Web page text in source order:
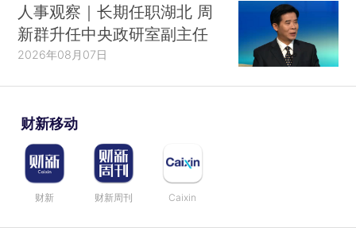
人事观察｜长期任职湖北 周
新群升任中央政研室副主任
2026年08月07日
财新移动
财新 财新周刊 Caixin